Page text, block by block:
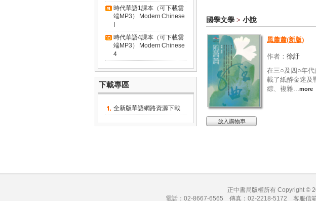
國學文學 > 小說
風蕭蕭(新版)
作者： 徐訏
在三○及四○年
載了紙醉金迷及
綜、複雜...more
放入購物車
時代華語1課本（可下載雲
端MP3） Modern Chinese
I
時代華語4課本（可下載雲
端MP3） Modern Chinese
4
下載專區
全新版華語網路資源下載
正中書局版權所有 Copyright ©
電話：02-8667-6565 傳真：02-2218-5172 客服信